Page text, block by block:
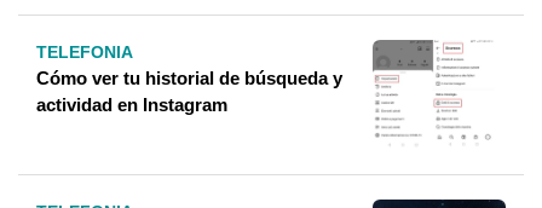
TELEFONIA
Cómo ver tu historial de búsqueda y
actividad en Instagram